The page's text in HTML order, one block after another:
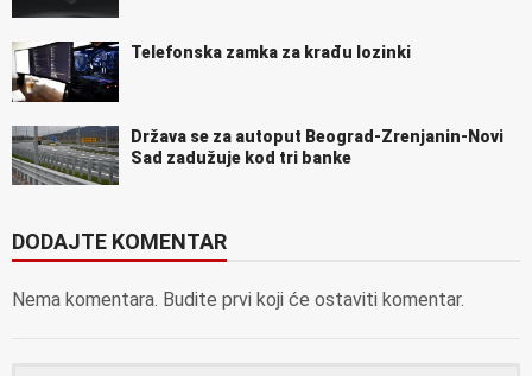
Telefonska zamka za krađu lozinki
Država se za autoput Beograd-Zrenjanin-Novi
Sad zadužuje kod tri banke
DODAJTE KOMENTAR
Nema komentara. Budite prvi koji će ostaviti komentar.